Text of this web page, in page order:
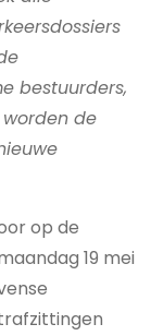
bestuurders,
de
op de
19 mei